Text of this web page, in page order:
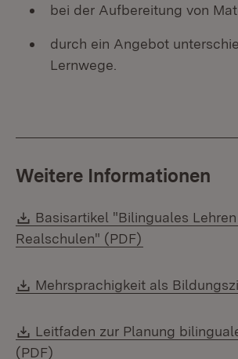
bei der Aufbereitung von
durch ein Angebot
Lernwege.
Weitere Informationen
Download:
Basisartikel "Bilinguales
Realschulen" (PDF)
Download:
Mehrsprachigkeit als
Download:
Leitfaden zur Planung
(PDF)